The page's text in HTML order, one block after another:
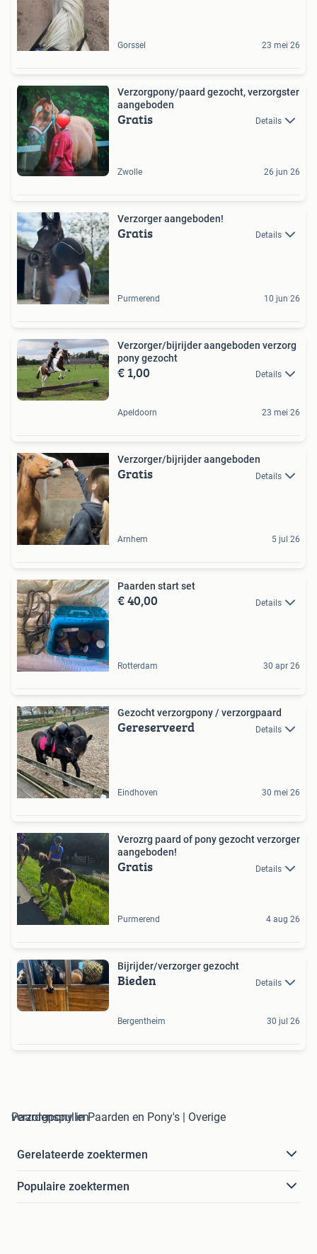
Gorssel 23 mei 26
Verzorgpony/paard gezocht, verzorgster
aangeboden
Gratis Details
Zwolle 26 jun 26
Verzorger aangeboden!
Gratis Details
Purmerend 10 jun 26
Verzorger/bijrijder aangeboden verzorg
pony gezocht
€ 1,00 Details
Apeldoorn 23 mei 26
Verzorger/bijrijder aangeboden
Gratis Details
Arnhem 5 jul 26
Paarden start set
€ 40,00 Details
Rotterdam 30 apr 26
Gezocht verzorgpony / verzorgpaard
Gereserveerd Details
Eindhoven 30 mei 26
Verozrg paard of pony gezocht verzorger
aangeboden!
Gratis Details
Purmerend 4 aug 26
Bijrijder/verzorger gezocht
Bieden Details
Bergentheim 30 jul 26
verzorgpony in Paarden en Pony's | Overige Paardenspullen
Gerelateerde zoektermen
Populaire zoektermen